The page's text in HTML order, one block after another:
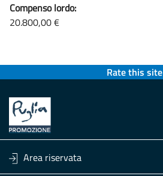
Compenso lordo:
20.800,00 €
Rate this site
Area riservata